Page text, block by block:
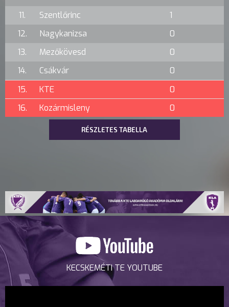
11.
Szentlőrinc
1
12.
Nagykanizsa
0
13.
Mezőkövesd
0
14.
Csákvár
0
15.
KTE
0
16.
Kozármisleny 0
RÉSZLETES TABELLA
KECSKEMÉTI TE YOUTUBE